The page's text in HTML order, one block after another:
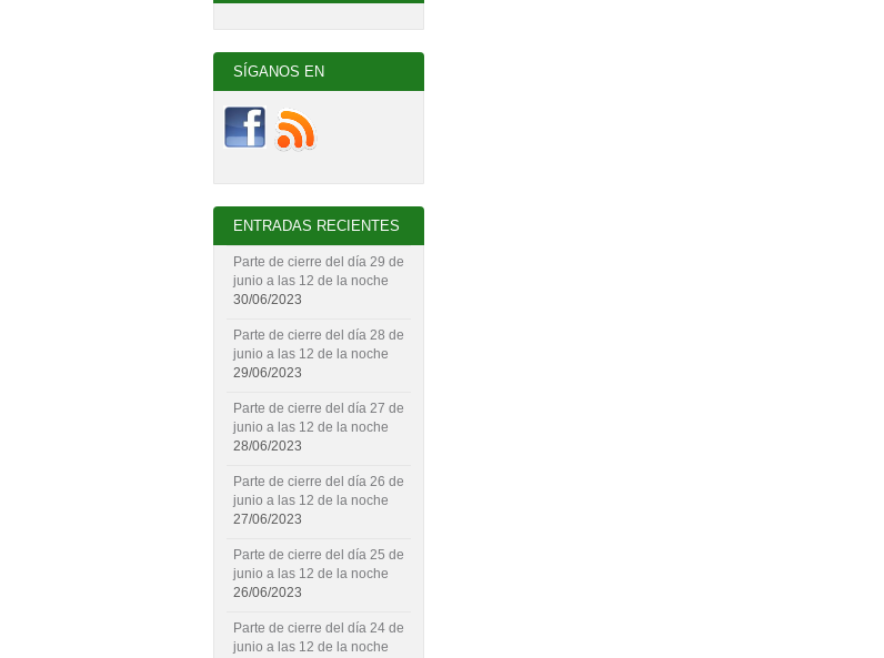
SÍGANOS EN
ENTRADAS RECIENTES
Parte de cierre del día 29 de
junio a las 12 de la noche
30/06/2023
Parte de cierre del día 28 de
junio a las 12 de la noche
29/06/2023
Parte de cierre del día 27 de
junio a las 12 de la noche
28/06/2023
Parte de cierre del día 26 de
junio a las 12 de la noche
27/06/2023
Parte de cierre del día 25 de
junio a las 12 de la noche
26/06/2023
Parte de cierre del día 24 de
junio a las 12 de la noche